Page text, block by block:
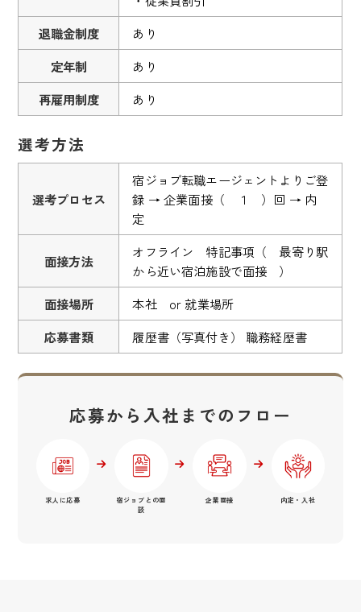
退職金制度
あり
定年制
あり
再雇用制度
あり
選考方法
選考プロセス
宿ジョブ転職エージェントよりご登
録 → 企業面接（ １ ）回 → 内
定
面接方法
オフライン 特記事項（ 最寄り駅
から近い宿泊施設で面接 ）
面接場所
本社 or 就業場所
応募書類
履歴書（写真付き） 職務経歴書
応募から入社までのフロー
求人に応募
宿ジョブとの面
談
企業面接 内定・入社